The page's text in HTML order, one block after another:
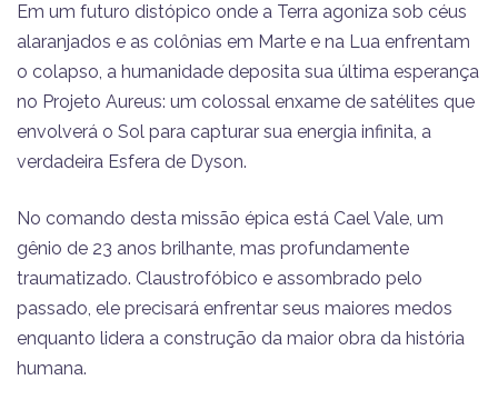
Em um futuro distópico onde a Terra agoniza sob céus
alaranjados e as colônias em Marte e na Lua enfrentam
o colapso, a humanidade deposita sua última esperança
no Projeto Aureus: um colossal enxame de satélites que
envolverá o Sol para capturar sua energia infinita, a
verdadeira Esfera de Dyson.
No comando desta missão épica está Cael Vale, um
gênio de 23 anos brilhante, mas profundamente
traumatizado. Claustrofóbico e assombrado pelo
passado, ele precisará enfrentar seus maiores medos
enquanto lidera a construção da maior obra da história
humana.